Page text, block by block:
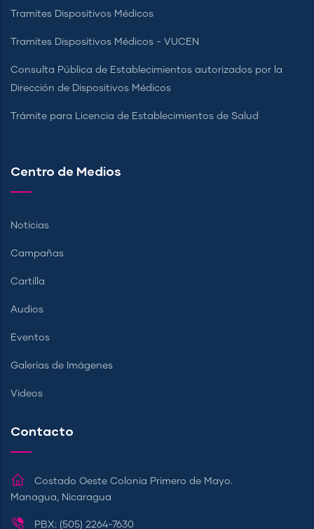
Tramites Dispositivos Médicos
Tramites Dispositivos Médicos - VUCEN
Consulta Pública de Establecimientos autorizados por la
Dirección de Dispositivos Médicos
Trámite para Licencia de Establecimientos de Salud
Centro de Medios
Noticias
Campañas
Cartilla
Audios
Eventos
Galerías de Imágenes
Videos
Contacto
Costado Oeste Colonia Primero de Mayo.
Managua, Nicaragua
PBX: (505) 2264-7630